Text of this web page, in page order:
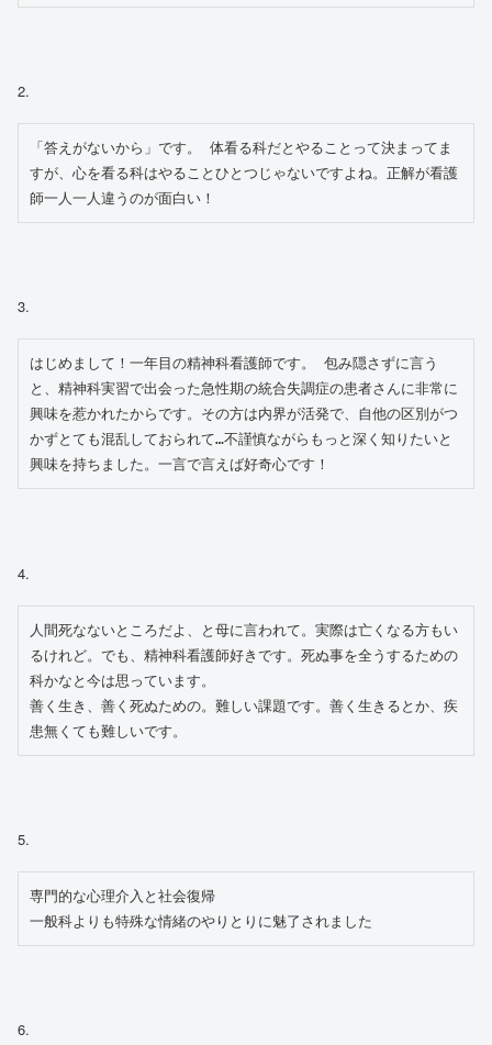
2.
「答えがないから」です。 体看る科だとやることって決まってま
すが、心を看る科はやることひとつじゃないですよね。正解が看護
師一人一人違うのが面白い！
3.
はじめまして！一年目の精神科看護師です。 包み隠さずに言う
と、精神科実習で出会った急性期の統合失調症の患者さんに非常に
興味を惹かれたからです。その方は内界が活発で、自他の区別がつ
かずとても混乱しておられて…不謹慎ながらもっと深く知りたいと
興味を持ちました。一言で言えば好奇心です！
4.
人間死なないところだよ、と母に言われて。実際は亡くなる方もい
るけれど。でも、精神科看護師好きです。死ぬ事を全うするための
科かなと今は思っています。
善く生き、善く死ぬための。難しい課題です。善く生きるとか、疾
患無くても難しいです。
5.
専門的な心理介入と社会復帰
一般科よりも特殊な情緒のやりとりに魅了されました
6.